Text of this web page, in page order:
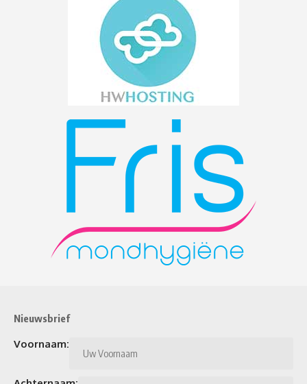
Nieuwsbrief
Voornaam: